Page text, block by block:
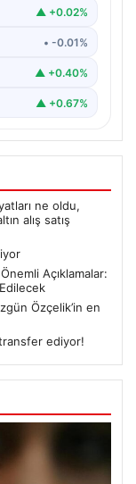
▲ +0.02%
• -0.01%
▲ +0.40%
▲ +0.67%
ne oldu,
alış satış
Açıklamalar:
Özçelik’in en
transfer ediyor!